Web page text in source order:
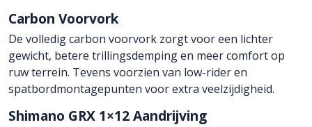
Carbon Voorvork
De volledig carbon voorvork zorgt voor een lichter
gewicht, betere trillingsdemping en meer comfort op
ruw terrein. Tevens voorzien van low-rider en
spatbordmontagepunten voor extra veelzijdigheid.
Shimano GRX 1×12 Aandrijving